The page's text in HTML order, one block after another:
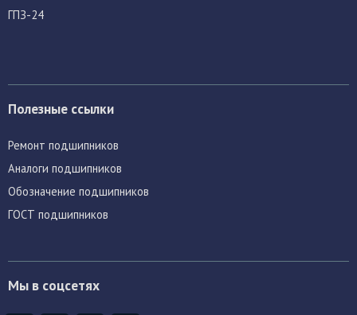
ГПЗ-24
Полезные ссылки
Ремонт подшипников
Аналоги подшипников
Обозначение подшипников
ГОСТ подшипников
Мы в соцсетях